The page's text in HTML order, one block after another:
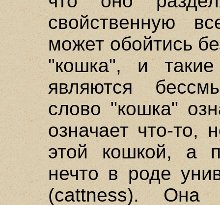
свойственную
может обойтись
"кошка", и
являются
слово "кошка"
означает что-то,
этой кошкой, а
нечто в роде
(cattness). Она